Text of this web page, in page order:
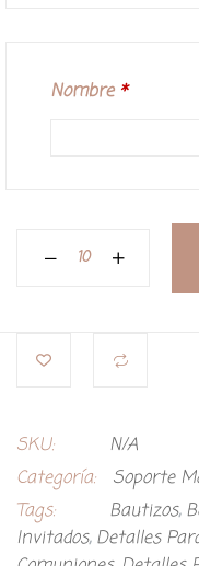
Nombre *
SKU:
N/A
Categoría:
Soporte
Tags:
Bautizos,
Invitados, Detalles